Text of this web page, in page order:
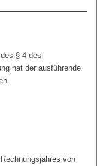
§ 4 des
hat der ausführende
von